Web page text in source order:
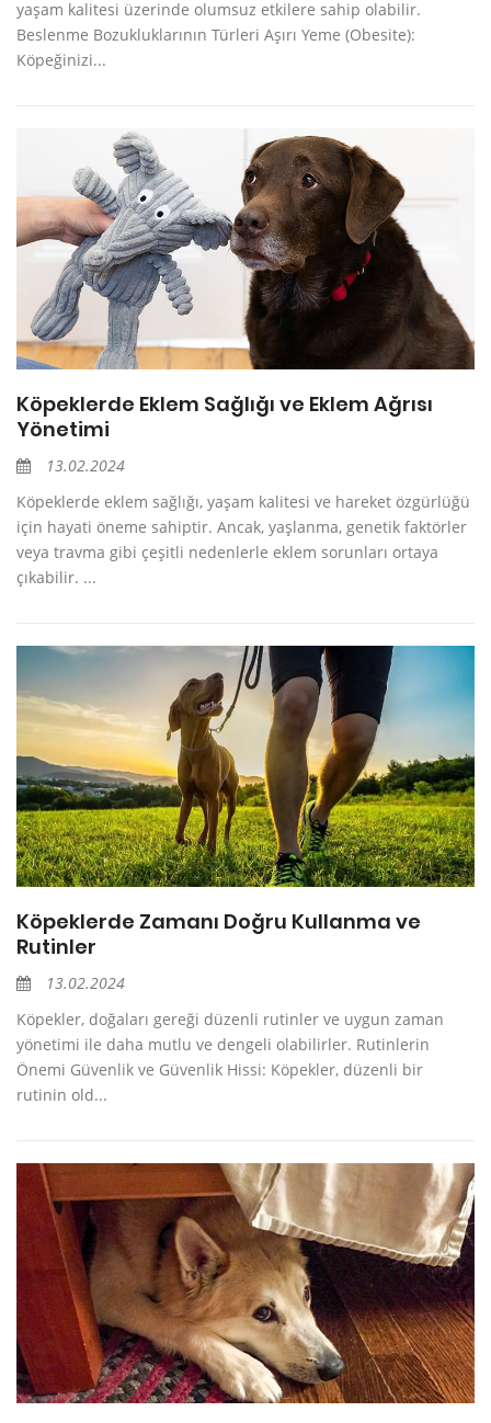
yaşam kalitesi üzerinde olumsuz etkilere sahip olabilir.
Beslenme Bozukluklarının Türleri Aşırı Yeme (Obesite):
Köpeğinizi...
Köpeklerde Eklem Sağlığı ve Eklem Ağrısı
Yönetimi
13.02.2024
Köpeklerde eklem sağlığı, yaşam kalitesi ve hareket özgürlüğü
için hayati öneme sahiptir. Ancak, yaşlanma, genetik faktörler
veya travma gibi çeşitli nedenlerle eklem sorunları ortaya
çıkabilir. ...
Köpeklerde Zamanı Doğru Kullanma ve
Rutinler
13.02.2024
Köpekler, doğaları gereği düzenli rutinler ve uygun zaman
yönetimi ile daha mutlu ve dengeli olabilirler. Rutinlerin
Önemi Güvenlik ve Güvenlik Hissi: Köpekler, düzenli bir
rutinin old...